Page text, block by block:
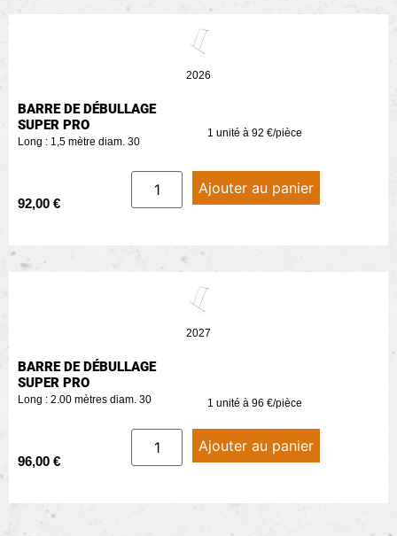
2026
BARRE DE DÉBULLAGE
SUPER PRO
Long : 1,5 mètre diam. 30
1 unité à 92 €/pièce
92,00 €
Ajouter au panier
2027
BARRE DE DÉBULLAGE
SUPER PRO
Long : 2.00 mètres diam. 30 1 unité à 96 €/pièce
96,00 €
Ajouter au panier